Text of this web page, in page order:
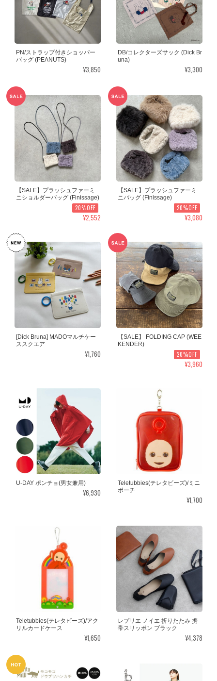
PN/ストラップ付きショッパー
バッグ (PEANUTS)
¥3,850
DB/コレクターズサック (Dick Br
una)
¥3,300
【SALE】プラッシュファーミ
ニショルダーバッグ (Finissage)
20%OFF
¥2,552
【SALE】プラッシュファーミ
ニバッグ (Finissage)
20%OFF
¥3,080
[Dick Bruna] MADOマルチケー
ススクエア
¥1,760
【SALE】 FOLDING CAP (WEE
KENDER)
20%OFF
¥3,960
U-DAY ポンチョ(男女兼用)
¥6,930
Teletubbies(テレタビーズ)/ミニ
ポーチ
¥1,700
Teletubbies(テレタビーズ)/アク
リルカードケース
¥1,650
レプリエ ノイエ 折りたたみ 携
帯スリッポン ブラック
¥4,378